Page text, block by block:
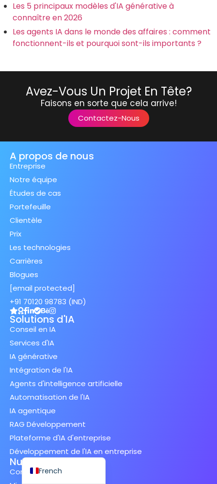
Les 5 principaux modèles d'IA générative à
connaître en 2026
Les agents IA dans le monde des affaires : comment
fonctionnent-ils et pourquoi sont-ils importants ?
Avez-Vous Un Projet En Tête?
Faisons en sorte que cela arrive!
Contactez-Nous
A propos de nous
Entreprise
Notre équipe
Études de cas
Portefeuille
Clientèle
Prix
Les technologies
Carrières
Blogues
[email protected]
+91 70120 98783 (IND)
Solutions d'IA
Conseil en IA
Services d'IA
IA générative
Intégration de l'IA
Agents d'intelligence artificielle
Automatisation de l'IA
IA agentique
RAG Développement
Plateforme d'IA d'entreprise
Développement de l'IA en entreprise
Nuage et données
Conseil en nuage
French
English
Spanish (Mexico)
Italian
German
Japanese
Dutch
Swedish
Finnish
Spanish (Spain)